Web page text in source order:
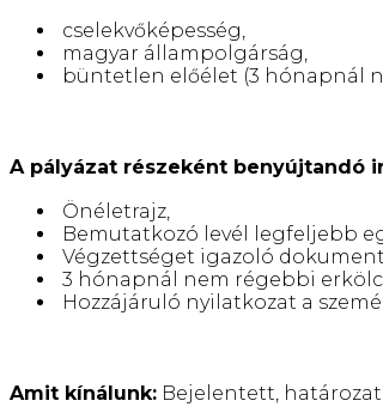
cselekvőképesség,
magyar állampolgárság,
büntetlen előélet (3 hónapnál
A pályázat részeként benyújtandó
Önéletrajz,
Bemutatkozó levél legfeljebb
Végzettséget igazoló
3 hónapnál nem régebbi
Hozzájáruló nyilatkozat a
Amit kínálunk: Bejelentett,